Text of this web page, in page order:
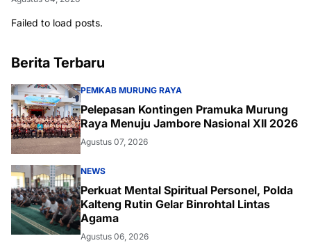
Failed to load posts.
Berita Terbaru
PEMKAB MURUNG RAYA
Pelepasan Kontingen Pramuka Murung
Raya Menuju Jambore Nasional XII 2026
Agustus 07, 2026
NEWS
Perkuat Mental Spiritual Personel, Polda
Kalteng Rutin Gelar Binrohtal Lintas
Agama
Agustus 06, 2026